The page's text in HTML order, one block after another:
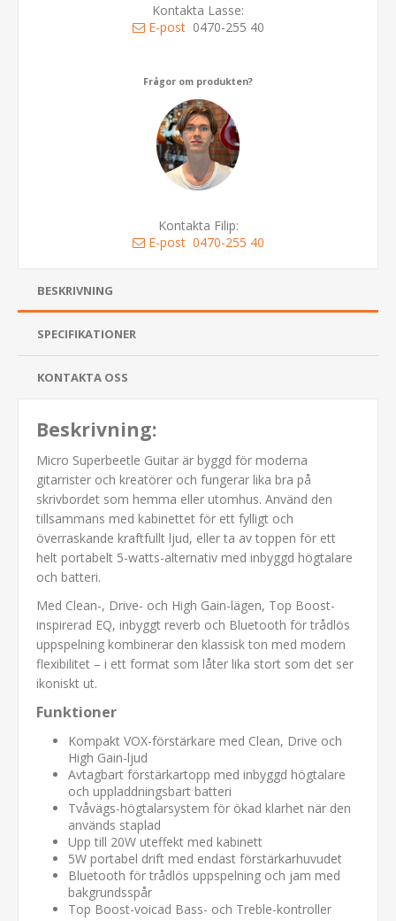
Kontakta Lasse:
E-post0470-255 40
Frågor om produkten?
Kontakta Filip:
E-post 0470-255 40
BESKRIVNING
SPECIFIKATIONER
KONTAKTA OSS
Beskrivning:
Micro Superbeetle Guitar är byggd för moderna
gitarrister och kreatörer och fungerar lika bra på
skrivbordet som hemma eller utomhus. Använd den
tillsammans med kabinettet för ett fylligt och
överraskande kraftfullt ljud, eller ta av toppen för ett
helt portabelt 5-watts-alternativ med inbyggd högtalare
och batteri.
Med Clean-, Drive- och High Gain-lägen, Top Boost-
inspirerad EQ, inbyggt reverb och Bluetooth för trådlös
uppspelning kombinerar den klassisk ton med modern
flexibilitet – i ett format som låter lika stort som det ser
ikoniskt ut.
Funktioner
Kompakt VOX-förstärkare med Clean, Drive och
High Gain-ljud
Avtagbart förstärkartopp med inbyggd högtalare
och uppladdningsbart batteri
Tvåvägs-högtalarsystem för ökad klarhet när den
används staplad
Upp till 20W uteffekt med kabinett
5W portabel drift med endast förstärkarhuvudet
Bluetooth för trådlös uppspelning och jam med
bakgrundsspår
Top Boost-voicad Bass- och Treble-kontroller